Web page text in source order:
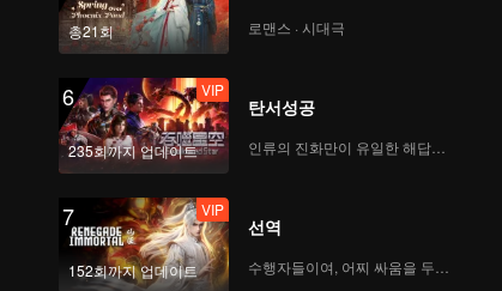
147
VIP
148
149
VIP
150
총21회 로맨스 · 시대극
6
235회까지 업데이트
VIP
탄서성공
인류의 진화만이 유일한 해답이다
7
152회까지 업데이트
VIP
선역